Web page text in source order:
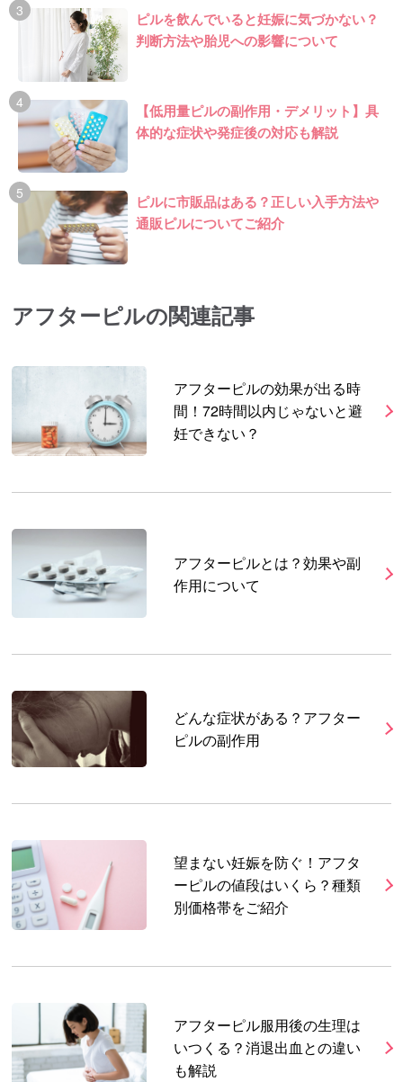
ピルを飲んでいると妊娠に気づかない？
判断方法や胎児への影響について
【低用量ピルの副作用・デメリット】具
体的な症状や発症後の対応も解説
ピルに市販品はある？正しい入手方法や
通販ピルについてご紹介
アフターピルの関連記事
アフターピルの効果が出る時
間！72時間以内じゃないと避
妊できない？
アフターピルとは？効果や副
作用について
どんな症状がある？アフター
ピルの副作用
望まない妊娠を防ぐ！アフタ
ーピルの値段はいくら？種類
別価格帯をご紹介
アフターピル服用後の生理は
いつくる？消退出血との違い
も解説